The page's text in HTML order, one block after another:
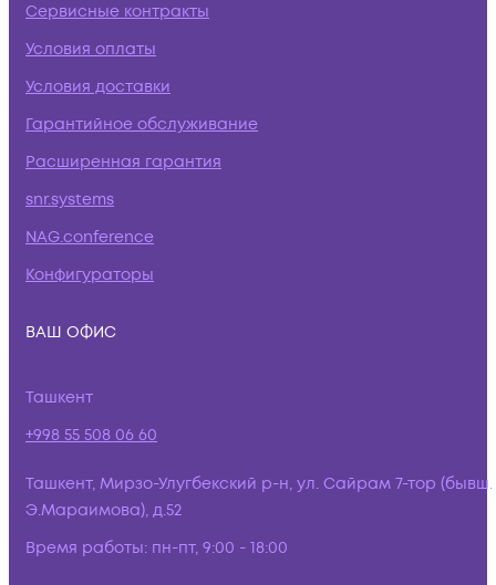
Сервисные контракты
Условия оплаты
Условия доставки
Гарантийное обслуживание
Расширенная гарантия
snr.systems
NAG.conference
Конфигураторы
ВАШ ОФИС
Ташкент
+998 55 508 06 60
Ташкент, Мирзо-Улугбекский р-н, ул. Сайрам 7-тор (бывш.
Э.Мараимова), д.52
Время работы: пн-пт, 9:00 - 18:00